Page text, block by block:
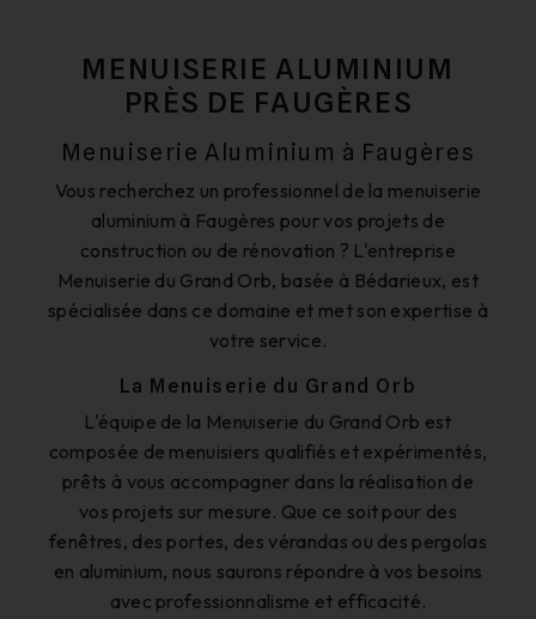
MENUISERIE ALUMINIUM
PRÈS DE FAUGÈRES
Menuiserie Aluminium à Faugères
Vous recherchez un professionnel de la menuiserie
aluminium à Faugères pour vos projets de
construction ou de rénovation ? L'entreprise
Menuiserie du Grand Orb, basée à Bédarieux, est
spécialisée dans ce domaine et met son expertise à
votre service.
La Menuiserie du Grand Orb
L'équipe de la Menuiserie du Grand Orb est
composée de menuisiers qualifiés et expérimentés,
prêts à vous accompagner dans la réalisation de
vos projets sur mesure. Que ce soit pour des
fenêtres, des portes, des vérandas ou des pergolas
en aluminium, nous saurons répondre à vos besoins
avec professionnalisme et efficacité.